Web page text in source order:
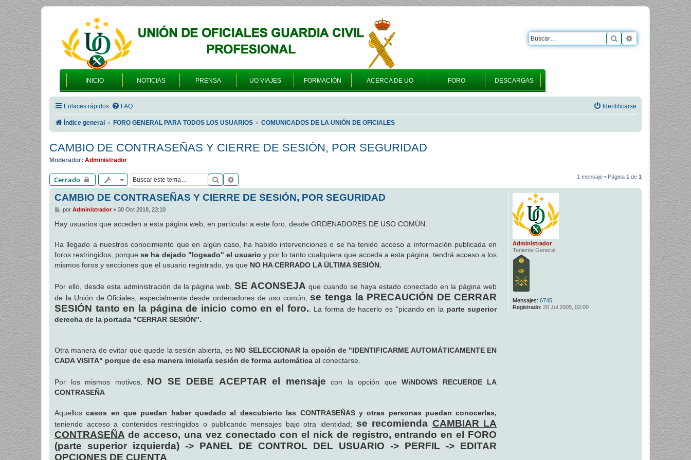
INICIO NOTICIAS PRENSA UO VIAJES FORMACIÓN ACERCA DE UO FORO DESCARGAS
Buscar Búsqueda
Enlaces rápidos FAQ Identificarse
Índice general FORO GENERAL PARA TODOS LOS USUARIOS COMUNICADOS DE LA UNIÓN DE OFICIALES
CAMBIO DE CONTRASEÑAS Y CIERRE DE SESIÓN, POR SEGURIDAD
Moderador: Administrador
Cerrado Buscar 1 mensaje • Página 1 de 1
Administrador
Teniente General
Mensajes: 6745
Registrado: 26 Jul 2005, 02:00
CAMBIO DE CONTRASEÑAS Y CIERRE DE SESIÓN, POR SEGURIDAD
M
n
j
e
por Administrador» 30 Oct 2018, 23:10
Hay usuarios que acceden a esta página web, en particular a este foro, desde ORDENADORES DE USO COMÚN.
Ha llegado a nuestros conocimiento que en algún caso, ha habido intervenciones o se ha tenido acceso a información publicada en
foros restringidos, porquese ha dejado "logeado" el usuario y por lo tanto cualquiera que acceda a esta página, tendrá acceso a los
mismos foros y secciones que el usuario registrado, ya que NO HA CERRADO LA ÚLTIMA SESIÓN.
Por ello, desde esta administración de la página web,SE ACONSEJA que cuando se haya estado conectado en la página web
de la Unión de Oficiales, especialmente desde ordenadores de uso común, se tenga la PRECAUCIÓN DE CERRAR
SESIÓN tanto en la página de inicio como en el foro.. La forma de hacerlo es "picando en la parte superior
derecha de la portada "CERRAR SESIÓN".
Otra manera de evitar que quede la sesión abierta, es NO SELECCIONAR la opción de "IDENTIFICARME AUTOMÁTICAMENTE EN
CADA VISITA" porque de esa manera iniciaría sesión de forma automática al conectarse.
Por los mismos motivos, NO SE DEBE ACEPTAR el mensaje con la opción queWiNDOWS RECUERDE LA
CONTRASEÑA
Aquelloscasos en que puedan haber quedado al descubierto las CONTRASEÑAS y otras personas puedan conocerlas,
teniendo acceso a contenidos restringidos o publicando mensajes bajo otra identidad; se recomienda CAMBIAR LA
CONTRASEÑA de acceso, una vez conectado con el nick de registro, entrando en el FORO
(parte superior izquierda) -> PANEL DE CONTROL DEL USUARIO -> PERFIL -> EDITAR
OPCIONES DE CUENTA